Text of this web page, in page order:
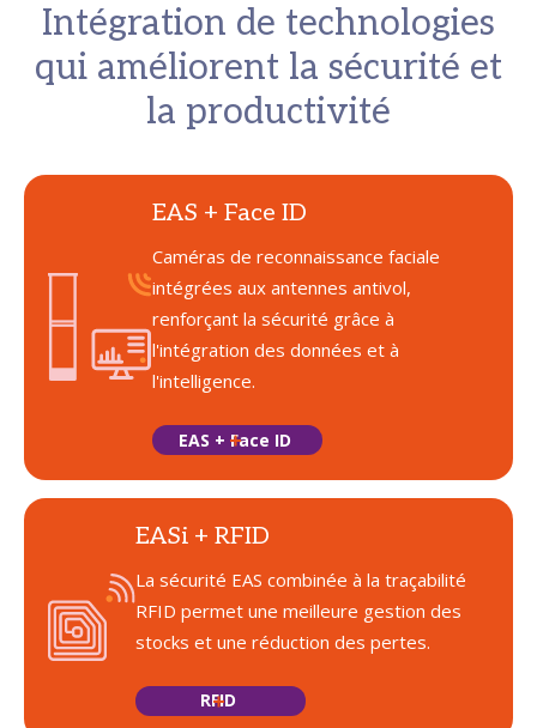
Intégration de technologies
qui améliorent la sécurité et
la productivité
EAS + Face ID
Caméras de reconnaissance faciale
intégrées aux antennes antivol,
renforçant la sécurité grâce à
l'intégration des données et à
l'intelligence.
EAS + Face ID
EASi + RFID
La sécurité EAS combinée à la traçabilité
RFID permet une meilleure gestion des
stocks et une réduction des pertes.
RFID